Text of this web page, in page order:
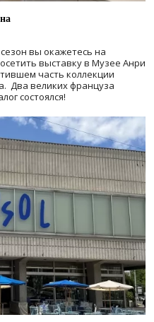
вы окажетесь на
выставку в Музее Анри
часть коллекции
Два великих француза
состоялся!